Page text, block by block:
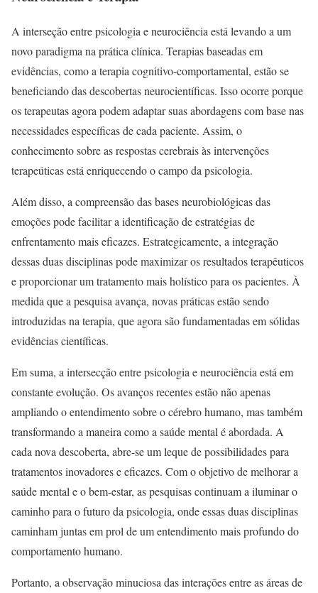
A interseção entre psicologia e neurociência está levando a um
novo paradigma na prática clínica. Terapias baseadas em
evidências, como a terapia cognitivo-comportamental, estão se
beneficiando das descobertas neurocientíficas. Isso ocorre porque
os terapeutas agora podem adaptar suas abordagens com base nas
necessidades específicas de cada paciente. Assim, o
conhecimento sobre as respostas cerebrais às intervenções
terapeúticas está enriquecendo o campo da psicologia.
Além disso, a compreensão das bases neurobiológicas das
emoções pode facilitar a identificação de estratégias de
enfrentamento mais eficazes. Estrategicamente, a integração
dessas duas disciplinas pode maximizar os resultados terapêuticos
e proporcionar um tratamento mais holístico para os pacientes. À
medida que a pesquisa avança, novas práticas estão sendo
introduzidas na terapia, que agora são fundamentadas em sólidas
evidências científicas.
Em suma, a intersecção entre psicologia e neurociência está em
constante evolução. Os avanços recentes estão não apenas
ampliando o entendimento sobre o cérebro humano, mas também
transformando a maneira como a saúde mental é abordada. A
cada nova descoberta, abre-se um leque de possibilidades para
tratamentos inovadores e eficazes. Com o objetivo de melhorar a
saúde mental e o bem-estar, as pesquisas continuam a iluminar o
caminho para o futuro da psicologia, onde essas duas disciplinas
caminham juntas em prol de um entendimento mais profundo do
comportamento humano.
Portanto, a observação minuciosa das interações entre as áreas de